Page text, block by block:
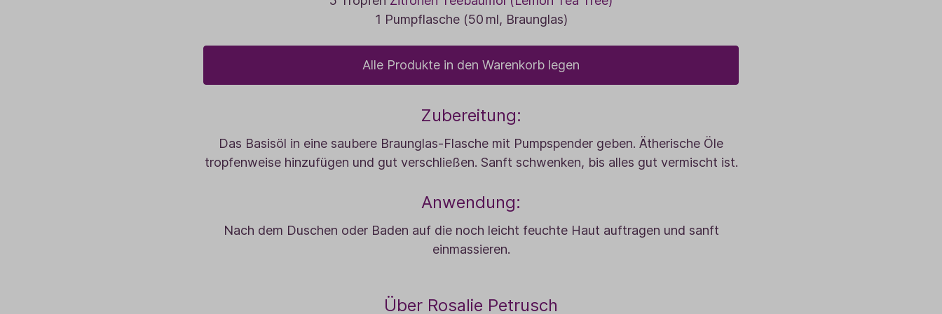
1 Pumpflasche (50 ml, Braunglas)
Alle Produkte in den Warenkorb legen
Zubereitung:
Das Basisöl in eine saubere Braunglas-Flasche mit Pumpspender geben. Ätherische Öle
tropfenweise hinzufügen und gut verschließen. Sanft schwenken, bis alles gut vermischt ist.
Anwendung:
Nach dem Duschen oder Baden auf die noch leicht feuchte Haut auftragen und sanft
einmassieren.
Über Rosalie Petrusch